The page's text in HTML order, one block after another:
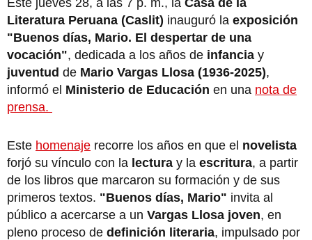
Literatura Peruana (Caslit) inauguró la exposición
"Buenos días, Mario. El despertar de una
vocación", dedicada a los años de infancia y
juventud de Mario Vargas Llosa (1936-2025),
informó el Ministerio de Educación en una nota de
prensa.
Este homenaje recorre los años en que el novelista
forjó su vínculo con la lectura y la escritura, a partir
de los libros que marcaron su formación y de sus
primeros textos. "Buenos días, Mario" invita al
público a acercarse a un Vargas Llosa joven, en
pleno proceso de definición literaria, impulsado por